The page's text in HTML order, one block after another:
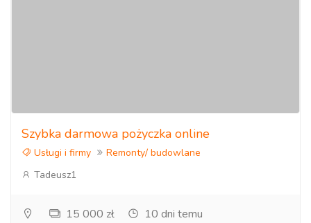
Szybka darmowa pożyczka online
Usługi i firmy
Remonty/ budowlane
Tadeusz1
15 000 zł 10 dni temu